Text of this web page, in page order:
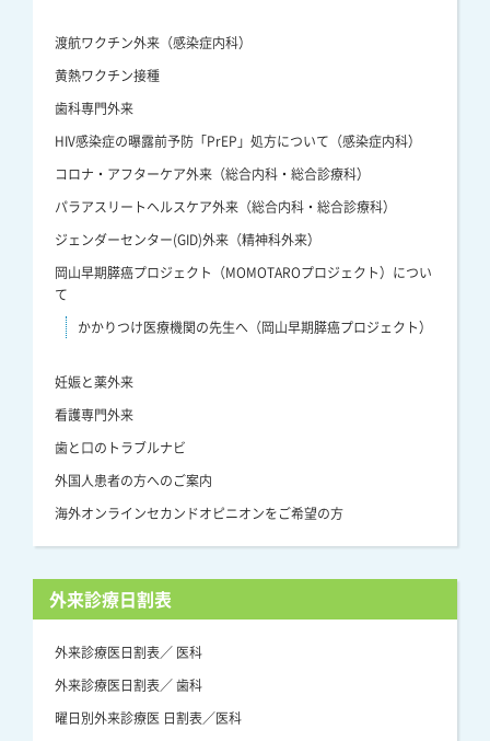
渡航ワクチン外来（感染症内科）
黄熱ワクチン接種
歯科専門外来
HIV感染症の曝露前予防「PrEP」処方について（感染症内科）
コロナ・アフターケア外来（総合内科・総合診療科）
パラアスリートヘルスケア外来（総合内科・総合診療科）
ジェンダーセンター(GID)外来（精神科外来）
岡山早期膵癌プロジェクト（MOMOTAROプロジェクト）につい
て
かかりつけ医療機関の先生へ（岡山早期膵癌プロジェクト）
妊娠と薬外来
看護専門外来
歯と口のトラブルナビ
外国人患者の方へのご案内
海外オンラインセカンドオピニオンをご希望の方
外来診療日割表
外来診療医日割表／ 医科
外来診療医日割表／ 歯科
曜日別外来診療医 日割表／医科